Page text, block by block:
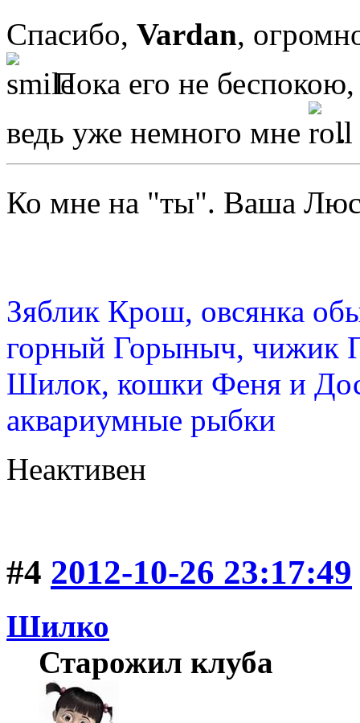
Спасибо, Vardan,
Пока его не беспокою,
ведь уже немного мне
.
Ко мне на "ты". Ваша
Зяблик Крош, овсянка
горный Горыныч, чижик
Шилок, кошки Феня и
аквариумные рыбки
Неактивен
#4 2012-10-26 23:17:49
Шилко
Старожил клуба